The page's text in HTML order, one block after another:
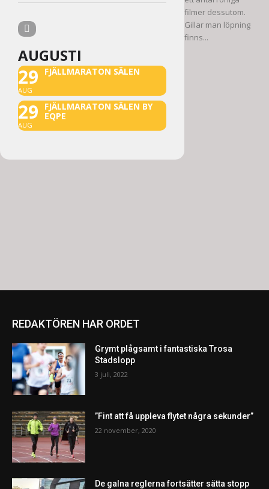
AUGUSTI
29
AUG
FJÄLLMARATON SÄLEN
29
AUG
FJÄLLMARATON SÄLEN BY
EQPE
filmer dessutom.
Gillar man löpning
finns...
REDAKTÖREN HAR ORDET
Grymt plågsamt i fantastiska Trosa
Stadslopp
3 juli, 2022
”Fint att få uppleva flytet några sekunder”
22 november, 2020
De galna reglerna fortsätter sätta stopp